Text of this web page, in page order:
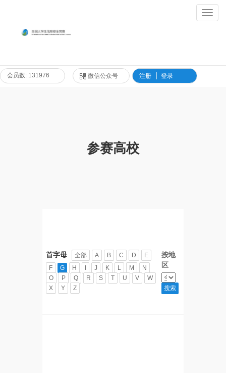
会员数: 131976 微信公众号 注册 登录
参赛高校
首字母 全部 A B C D
E
F
G H J K L M
N
O
P Q R S T U V
W
X
Y Z
按地
区